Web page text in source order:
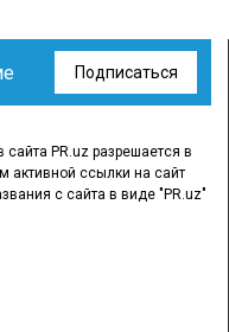
Подписаться
PR.uz разрешается в
активной ссылки на сайт
с сайта в виде "PR.uz"